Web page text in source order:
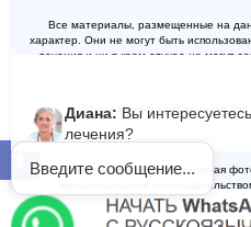
Открыть панель инструментов
Все материалы, размещенные на
характер. Они не могут быть
лечения и ни в коем случае не могут
Официальный сайт клиники
Все материалы сайта, включая
международным
Запрещается копирование или
Диана: Вы
лечения?
Введите сообщение...